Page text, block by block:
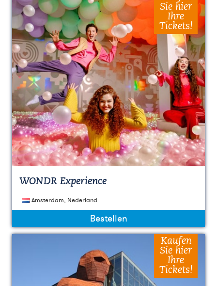
Sie hier
Ihre
Tickets!
WONDR Experience
Amsterdam, Nederland
Bestellen
Kaufen
Sie hier
Ihre
Tickets!